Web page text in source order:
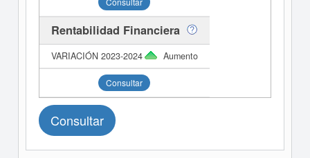
Rentabilidad Financiera
Aumento
Consultar
Consultar